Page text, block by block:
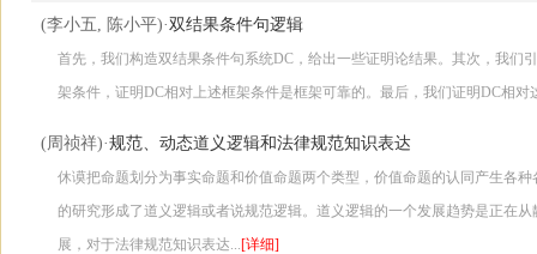
(李小五, 陈小平)·双结果条件句逻辑
首先，我们构造双结果条件句系统DC，给出一些证明论结果。其次，我们
架条件，证明DC相对上述框架条件是框架可靠的。最后，我们证明DC相
(周祯祥)·规范、动态道义逻辑和法律规范知识表达
休谟把命题划分为事实命题和价值命题两个类型，价值命题的认同产生各
的研究形成了道义逻辑或者说规范逻辑。道义逻辑的一个发展趋势是正在
展，对于法律规范知识表达...[详细]